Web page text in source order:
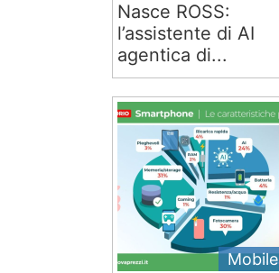
Nasce ROSS:
l’assistente di AI
agentica di...
Mobile